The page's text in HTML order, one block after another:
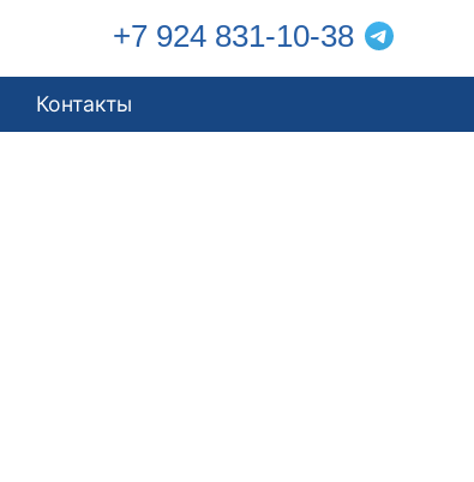
+7 924 831-10-38
Контакты